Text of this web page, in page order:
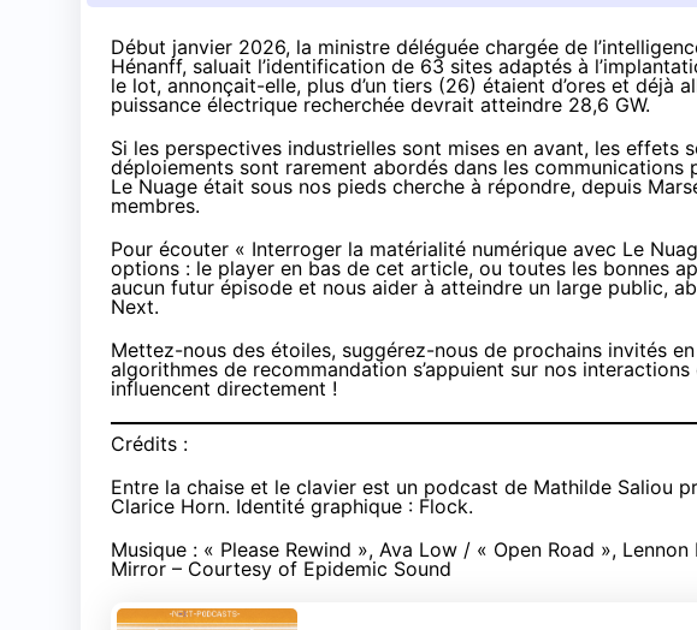
Début janvier 2026, la ministre déléguée chargée de
Hénanff, saluait l’identification de 63 sites adaptés à
le lot, annonçait-elle, plus d’un tiers (26) étaient d’ores et déjà
puissance électrique recherchée devrait atteindre 28,6 GW.
Si les perspectives industrielles sont mises en avant, les effets
déploiements sont rarement abordés dans les communications
Le Nuage était sous nos pieds cherche à répondre, depuis
membres.
Pour écouter « Interroger la matérialité numérique avec Le
options : le player en bas de cet article, ou toutes les bonnes
aucun futur épisode et nous aider à atteindre un large public,
Next.
Mettez-nous des étoiles, suggérez-nous de prochains invités
algorithmes de recommandation s’appuient sur nos
influencent directement !
Crédits :
Entre la chaise et le clavier est un podcast de Mathilde Saliou
Clarice Horn. Identité graphique : Flock.
Musique : « Please Rewind », Ava Low / « Open Road »,
Mirror – Courtesy of Epidemic Sound